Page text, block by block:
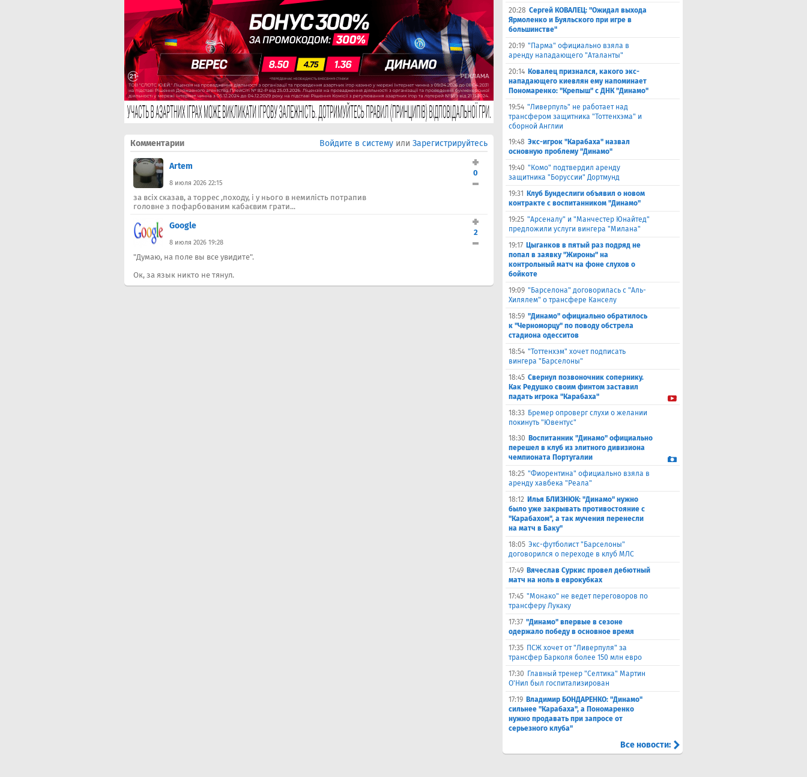
Комментарии Войдите в систему или Зарегистрируйтесь
Artem
8 июля 2026 22:15
0
за всіх сказав, а торрес ,походу, і у нього в немилість потрапив
головне з пофарбованим кабаєвим грати...
Google
8 июля 2026 19:28
2
"Думаю, на поле вы все увидите".
Ок, за язык никто не тянул.
20:28 Сергей КОВАЛЕЦ: "Ожидал выхода
Ярмоленко и Буяльского при игре в
большинстве"
20:19 "Парма" официально взяла в
аренду нападающего "Аталанты"
20:14 Ковалец признался, какого экс-
нападающего киевлян ему напоминает
Пономаренко: "Крепыш" с ДНК "Динамо"
19:54 "Ливерпуль" не работает над
трансфером защитника "Тоттенхэма" и
сборной Англии
19:48 Экс-игрок "Карабаха" назвал
основную проблему "Динамо"
19:40 "Комо" подтвердил аренду
защитника "Боруссии" Дортмунд
19:31
Клуб Бундеслиги объявил о новом
контракте с воспитанником "Динамо"
19:25 "Арсеналу" и "Манчестер Юнайтед"
предложили услуги вингера "Милана"
19:17 Цыганков в пятый раз подряд не
попал в заявку "Жироны" на
контрольный матч на фоне слухов о
бойкоте
19:09 "Барселона" договорилась с "Аль-
Хилялем" о трансфере Канселу
18:59 "Динамо" официально обратилось
к "Черноморцу" по поводу обстрела
стадиона одесситов
18:54 "Тоттенхэм" хочет подписать
вингера "Барселоны"
18:45 Свернул позвоночник сопернику.
Как Редушко своим финтом заставил
падать игрока "Карабаха"
18:33 Бремер опроверг слухи о желании
покинуть "Ювентус"
18:30 Воспитанник "Динамо" официально
перешел в клуб из элитного дивизиона
чемпионата Португалии
18:25 "Фиорентина" официально взяла в
аренду хавбека "Реала"
18:12 Илья БЛИЗНЮК: "Динамо" нужно
было уже закрывать противостояние с
"Карабахом", а так мучения перенесли
на матч в Баку"
18:05 Экс-футболист "Барселоны"
договорился о переходе в клуб МЛС
17:49 Вячеслав Суркис провел дебютный
матч на ноль в еврокубках
17:45 "Монако" не ведет переговоров по
трансферу Лукаку
17:37 "Динамо" впервые в сезоне
одержало победу в основное время
17:35 ПСЖ хочет от "Ливерпуля" за
трансфер Барколя более 150 млн евро
17:30 Главный тренер "Селтика" Мартин
О'Нил был госпитализирован
17:19 Владимир БОНДАРЕНКО: "Динамо"
сильнее "Карабаха", а Пономаренко
нужно продавать при запросе от
серьезного клуба"
Все новости: